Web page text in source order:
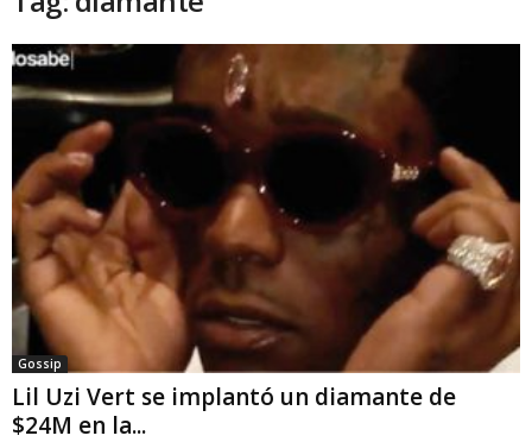
Gossip
Lil Uzi Vert se implantó un diamante de
$24M en la...